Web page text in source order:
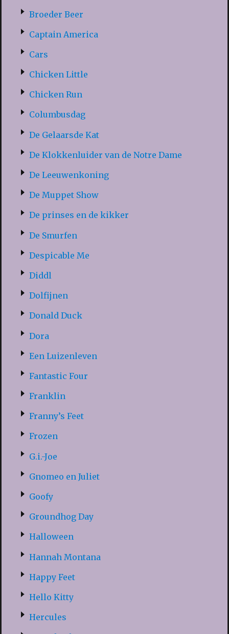
Broeder Beer
Captain America
Cars
Chicken Little
Chicken Run
Columbusdag
De Gelaarsde Kat
De Klokkenluider van de Notre Dame
De Leeuwenkoning
De Muppet Show
De prinses en de kikker
De Smurfen
Despicable Me
Diddl
Dolfijnen
Donald Duck
Dora
Een Luizenleven
Fantastic Four
Franklin
Franny’s Feet
Frozen
G.i.-Joe
Gnomeo en Juliet
Goofy
Groundhog Day
Halloween
Hannah Montana
Happy Feet
Hello Kitty
Hercules